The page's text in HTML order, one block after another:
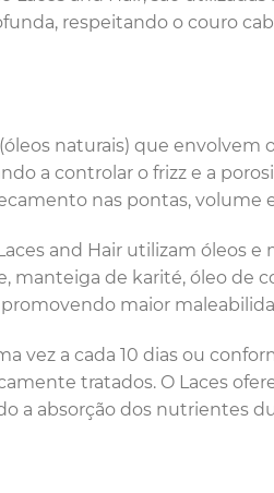
respeitando o couro
naturais) que envolvem
a controlar o frizz e a
nas pontas, volume
and Hair utilizam óleos e
manteiga de karité, óleo de
maior
vez a cada 10 dias ou
tratados. O Laces
a absorção dos nutrientes